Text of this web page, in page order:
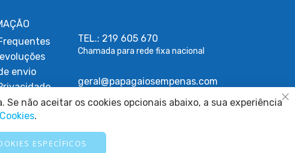
envio
de Cookies
Litígios
TEL.: 219 605 670
Chamada para rede fixa nacional
geral@papagaiosempenas.com
não aceitar os cookies opcionais abaixo, a sua experiência
.
ESPECÍFICOS